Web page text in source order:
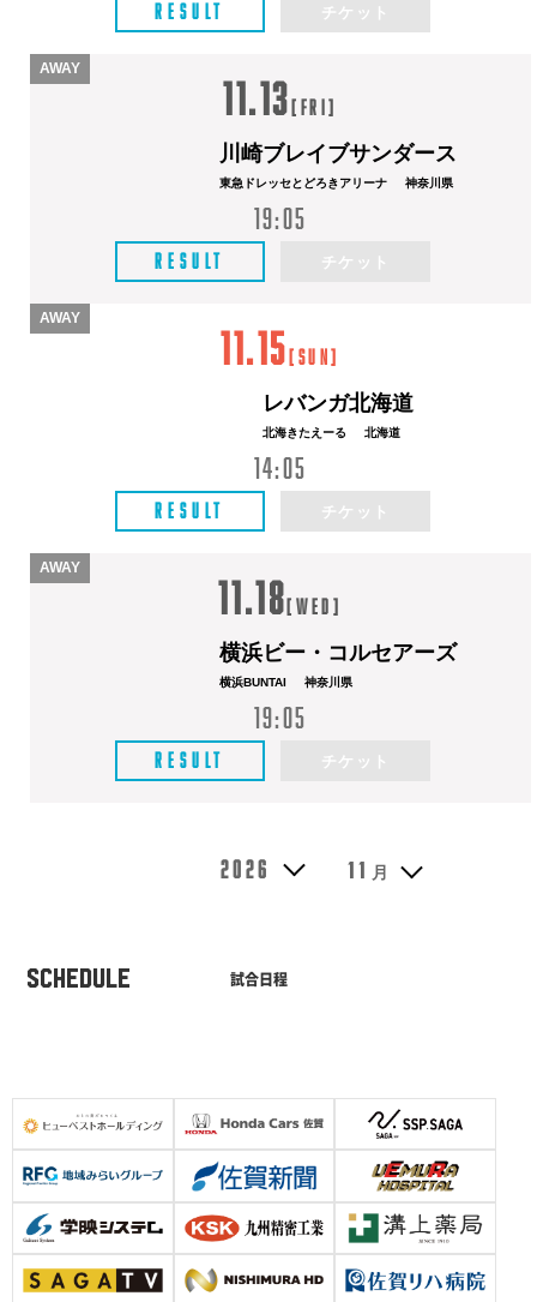
RESULT チケット
AWAY
11.13 [ Fri]
川崎ブレイブサンダース
東急ドレッセとどろきアリーナ 神奈川県
19:05
RESULT チケット
AWAY
11.15 [ Sun]
レバンガ北海道
北海きたえーる 北海道
14:05
RESULT チケット
AWAY
11.18[Wed ]
横浜ビー・コルセアーズ
横浜BUNTAI 神奈川県
19:05
RESULT チケット
2026 11 月
SCHEDULE 試合日程